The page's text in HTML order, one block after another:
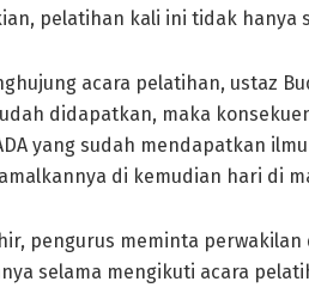
pelatihan kali ini tidak
acara pelatihan, ustaz
didapatkan, maka
yang sudah mendapatkan
di kemudian hari di
pengurus meminta
selama mengikuti acara